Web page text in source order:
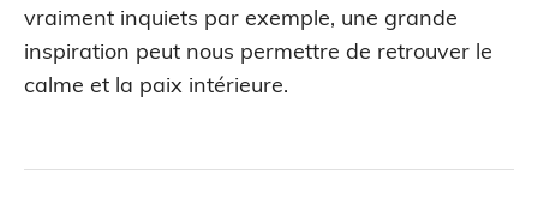
vraiment inquiets par exemple, une grande
inspiration peut nous permettre de retrouver le
calme et la paix intérieure.